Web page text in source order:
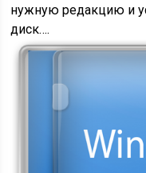
нужную редакцию и
диск….